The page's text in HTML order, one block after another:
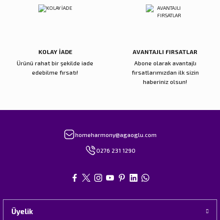
KOLAY İADE
Ürünü rahat bir şekilde iade
edebilme fırsatı!
AVANTAJLI FIRSATLAR
Abone olarak avantajlı
fırsatlarımızdan ilk sizin
haberiniz olsun!
homeharmony@agaoglu.com
0276 231 1290
Üyelik